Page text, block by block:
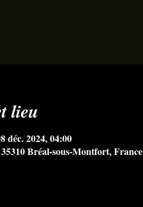
lieu
déc. 2024, 04:00
Bréal-sous-Montfort, France